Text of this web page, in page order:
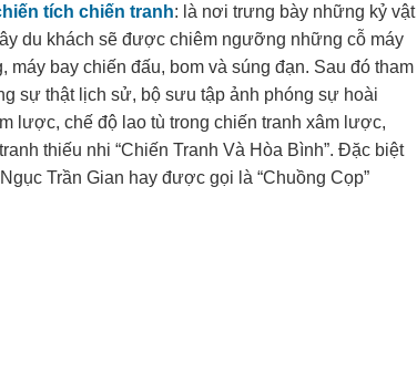
tích chiến tranh: là nơi trưng bày những kỷ vật
du khách sẽ được chiêm ngưỡng những cỗ máy
bay chiến đấu, bom và súng đạn. Sau đó tham
sự thật lịch sử, bộ sưu tập ảnh phóng sự hoài
lược, chế độ lao tù trong chiến tranh xâm lược,
thiếu nhi “Chiến Tranh Và Hòa Bình”. Đặc biệt
Trần Gian hay được gọi là “Chuồng Cọp”